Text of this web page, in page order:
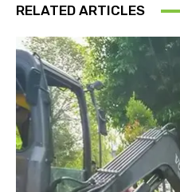
RELATED ARTICLES